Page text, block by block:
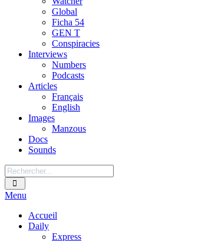
Global
Ficha 54
GEN T
Conspiracies
Interviews
Numbers
Podcasts
Articles
Français
English
Images
Manzous
Docs
Sounds
Menu
Accueil
Daily
Express